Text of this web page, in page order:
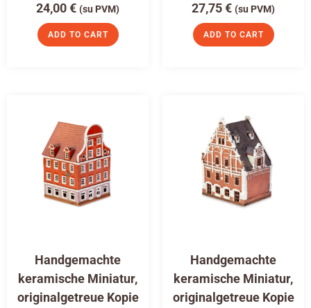
24,00€ (su PVM)
ADD TO CART
27,75€ (su PVM)
ADD TO CART
Handgemachte
keramische Miniatur,
originalgetreue Kopie
Handgemachte
keramische Miniatur,
originalgetreue Kopie